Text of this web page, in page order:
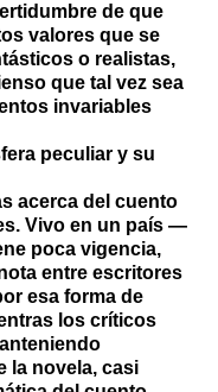
de que
valores que se
o realistas,
que tal vez sea
invariables
peculiar y su
acerca del cuento
Vivo en un país —
poca vigencia,
entre escritores
esa forma de
los críticos
la novela, casi